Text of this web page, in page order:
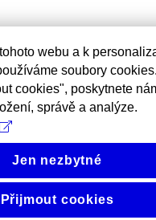
webu a k
soubory
cookies", poskytnete
správě a analýze.
Jen nezbytné
Přijmout cookies